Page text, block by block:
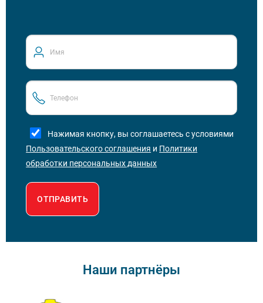
Нажимая кнопку, вы соглашаетесь с условиями
Пользовательского соглашения и Политики
обработки персональных данных
ОТПРАВИТЬ
Наши партнёры